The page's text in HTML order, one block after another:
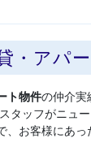
・アパ
ト物件の仲介実
タッフがニュ
お客様にあ